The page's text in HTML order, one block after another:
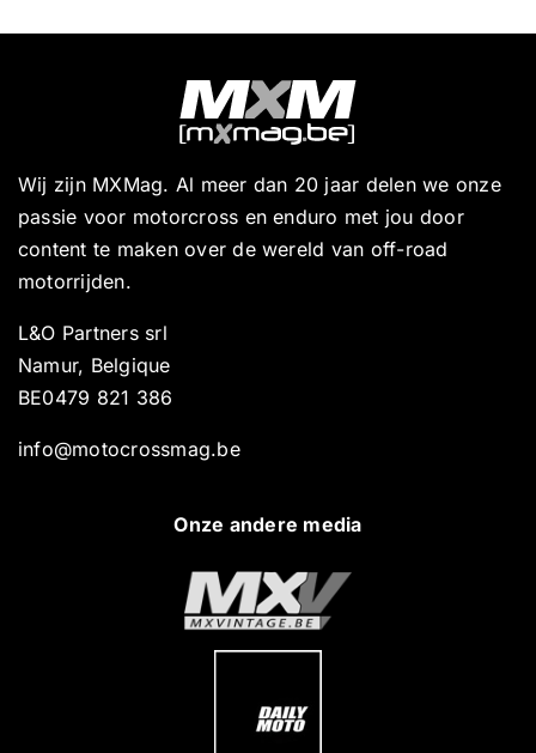
Wij zijn MXMag. Al meer dan 20 jaar delen we onze
passie voor motorcross en enduro met jou door
content te maken over de wereld van off-road
motorrijden.
L&O Partners srl
Namur, Belgique
BE0479 821 386
info@motocrossmag.be
Onze andere media